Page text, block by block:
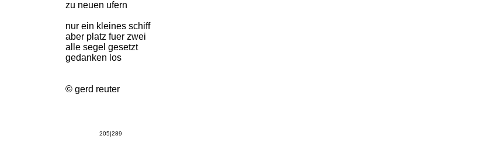
zu neuen ufern
nur ein kleines schiff
aber platz fuer zwei
alle segel gesetzt
gedanken los
© gerd reuter
205|289